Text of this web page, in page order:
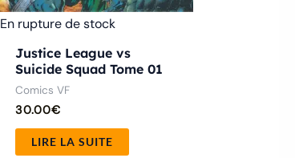
En rupture de stock
Justice League vs
Suicide Squad Tome 01
Comics VF
30.00€
LIRE LA SUITE